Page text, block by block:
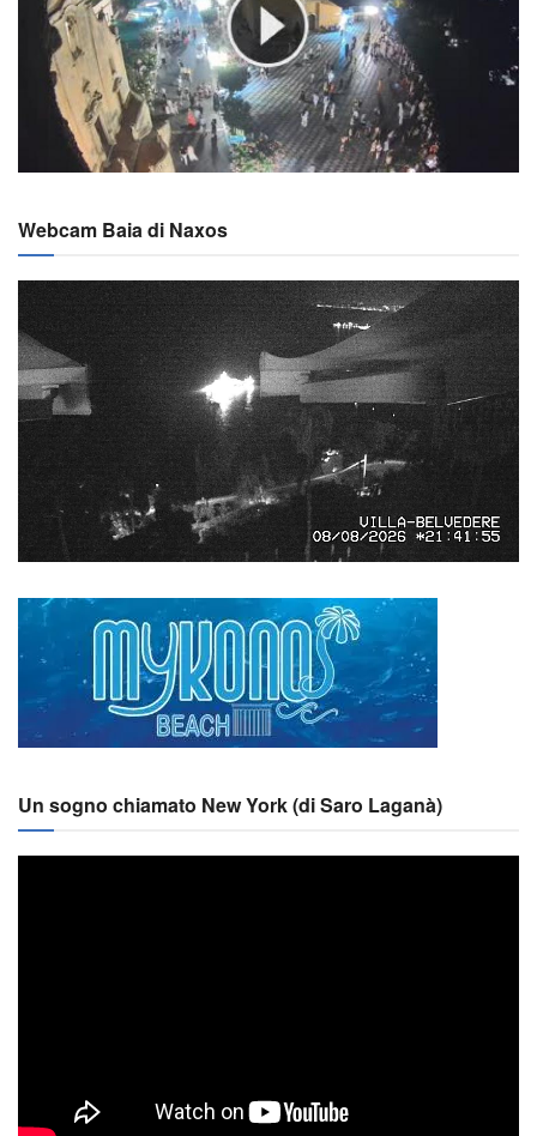
Webcam Baia di Naxos
Un sogno chiamato New York (di Saro Laganà)